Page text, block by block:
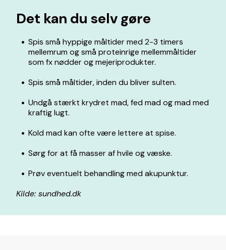
Det kan du selv gøre
Spis små hyppige måltider med 2-3 timers
mellemrum og små proteinrige mellemmåltider
som fx nødder og mejeriprodukter.
Spis små måltider, inden du bliver sulten.
Undgå stærkt krydret mad, fed mad og mad med
kraftig lugt.
Kold mad kan ofte være lettere at spise.
Sørg for at få masser af hvile og væske.
Prøv eventuelt behandling med akupunktur.
Kilde: sundhed.dk